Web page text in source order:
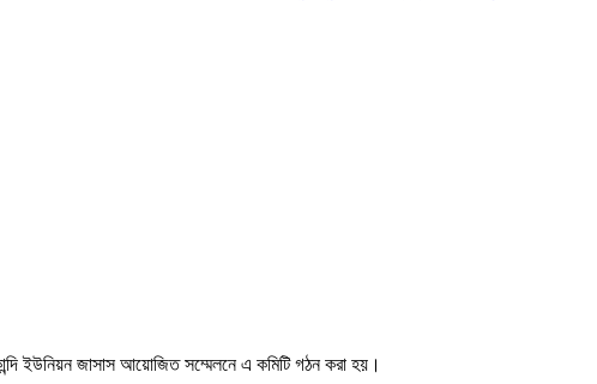
ইউনিয়ন জাসাস আয়োজিত সম্মেলনে এ কমিটি গঠন করা হয়।